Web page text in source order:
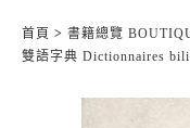
首頁 > 書籍總覽
雙語字典 Dictionnaires